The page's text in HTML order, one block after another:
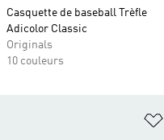
Casquette de baseball Trèfle
Adicolor Classic
Originals
10 couleurs